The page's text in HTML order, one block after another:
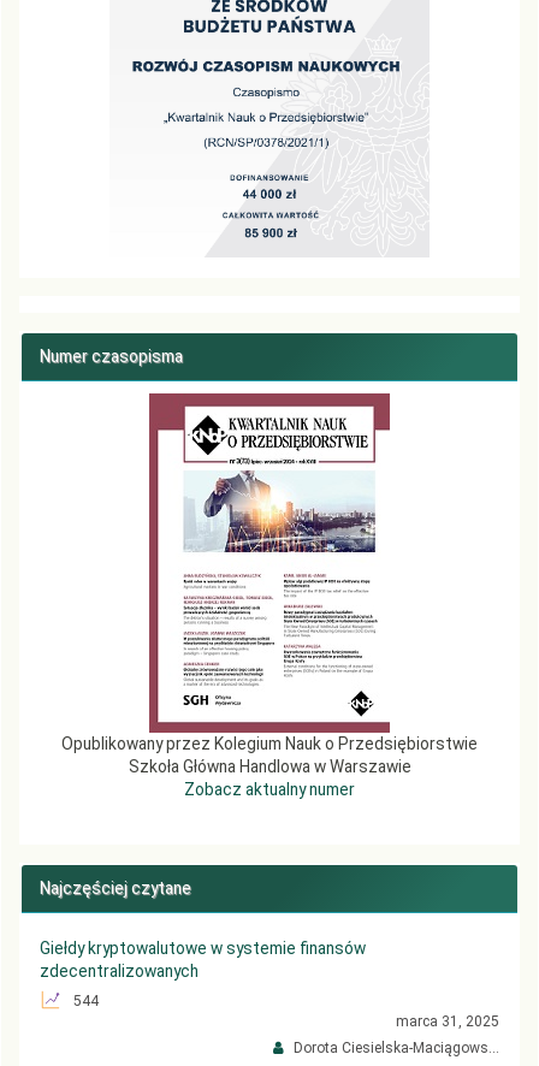
Numer czasopisma
Opublikowany przez Kolegium Nauk o Przedsiębiorstwie
Szkoła Główna Handlowa w Warszawie
Zobacz aktualny numer
Najczęściej czytane
Giełdy kryptowalutowe w systemie finansów
zdecentralizowanych
544
marca 31, 2025
Dorota Ciesielska-Maciągows...